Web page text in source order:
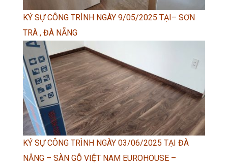
KÝ SỰ CÔNG TRÌNH NGÀY 9/05/2025 TẠI– SƠN
TRÀ , ĐÀ NẴNG
KÝ SỰ CÔNG TRÌNH NGÀY 03/06/2025 TẠI ĐÀ
NẴNG – SÀN GỖ VIỆT NAM EUROHOUSE –